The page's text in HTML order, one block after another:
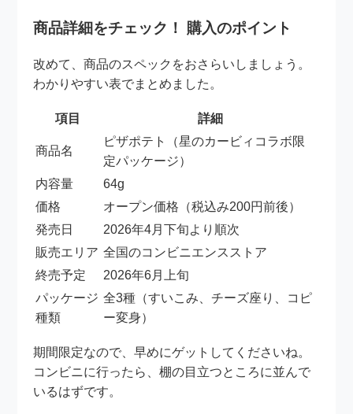
商品詳細をチェック！ 購入のポイント
改めて、商品のスペックをおさらいしましょう。
わかりやすい表でまとめました。
項目 詳細
商品名
ピザポテト（星のカービィコラボ限
定パッケージ）
内容量
64g
価格
オープン価格（税込み200円前後）
発売日
2026年4月下旬より順次
販売エリア 全国のコンビニエンスストア
終売予定
2026年6月上旬
パッケージ
種類
全3種（すいこみ、チーズ座り、コピ
ー変身）
期間限定なので、早めにゲットしてくださいね。
コンビニに行ったら、棚の目立つところに並んで
いるはずです。